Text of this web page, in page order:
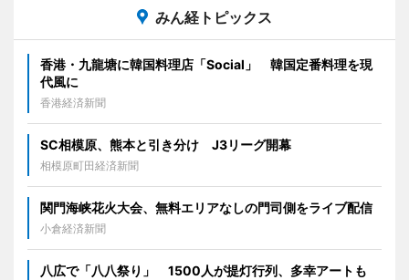
みん経トピックス
香港・九龍塘に韓国料理店「Social」 韓国定番料理を現
代風に
香港経済新聞
SC相模原、熊本と引き分け J3リーグ開幕
相模原町田経済新聞
関門海峡花火大会、無料エリアなしの門司側をライブ配信
小倉経済新聞
八広で「八八祭り」 1500人が提灯行列、多幸アートも